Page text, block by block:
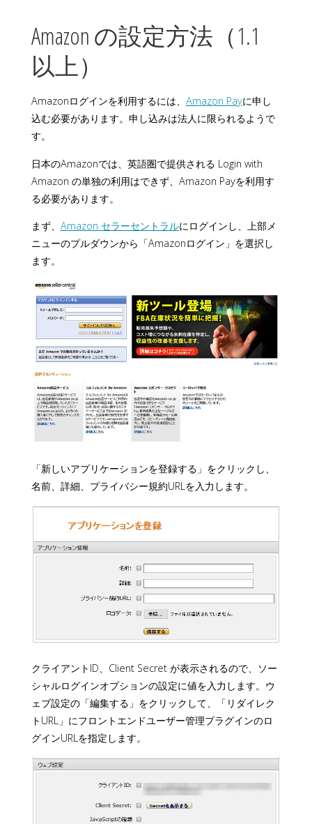
Amazon の設定方法（1.1
以上）
Amazonログインを利用するには、 Amazon Payに申し
込む必要があります。申し込みは法人に限られるようで
す。
日本のAmazonでは、英語圏で提供される Login with
Amazon の単独の利用はできず、Amazon Payを利用す
る必要があります。
まず、 Amazon セラーセントラルにログインし、上部メ
ニューのプルダウンから「Amazonログイン」を選択し
ます。
「新しいアプリケーションを登録する」をクリックし、
名前、詳細、プライバシー規約URLを入力します。
クライアントID、Client Secret が表示されるので、ソー
シャルログインオプションの設定に値を入力します。ウ
ェブ設定の「編集する」をクリックして、「リダイレク
トURL」にフロントエンドユーザー管理プラグインのロ
グインURLを指定します。